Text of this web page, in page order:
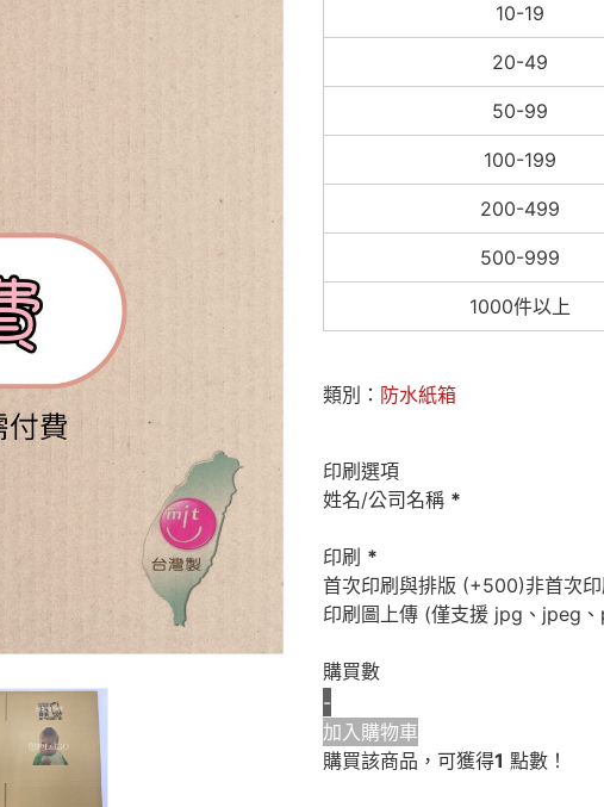
10-19
20-49
50-99
100-199
200-499
500-999
1000件以上
類別： 防水紙箱
印刷選項
姓名/公司名稱 *
印刷 *
首次印刷與排版 (+500)非首次
印刷圖上傳 (僅支援 jpg、jpeg
購買數
-
加入購物車
購買該商品，可獲得1 點數！